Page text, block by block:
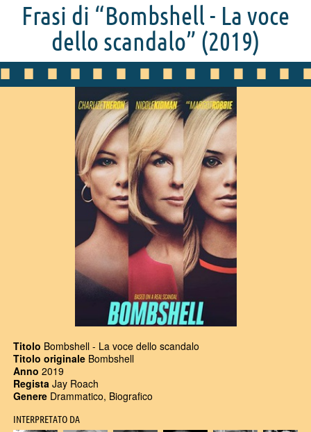
Frasi di “Bombshell - La voce
dello scandalo” (2019)
Titolo Bombshell - La voce dello scandalo
Titolo originale Bombshell
Anno 2019
Regista Jay Roach
Genere Drammatico, Biografico
INTERPRETATO DA